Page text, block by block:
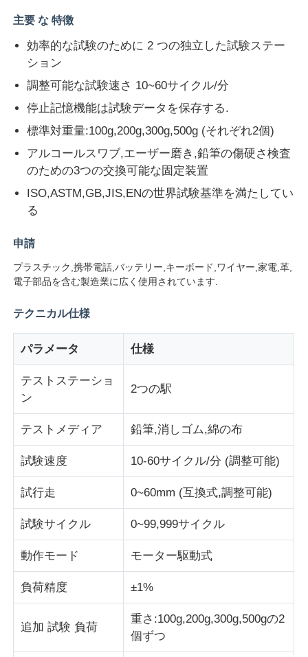
会社案内
品質管理
お問い合わせ
見積依頼
研究室試験装置
衝撃試験機
摩耗の試験機
ゴム製試験装置
履物試験装置
建築材料の試験装置
パッケージ試験装置
接着剤試験装置
主要 な 特徴
効率的な試験のために 2 つの独立した試験ステー
ション
調整可能な試験速さ 10~60サイクル/分
停止記憶機能は試験データを保存する.
標準対重量:100g,200g,300g,500g (それぞれ2個)
アルコールスワブ,エーザー磨き,鉛筆の傷硬さ検査
のための3つの交換可能な固定装置
ISO,ASTM,GB,JIS,ENの世界試験基準を満たしてい
る
申請
プラスチック,携帯電話,バッテリー,キーボード,ワイヤー,家電,革,
電子部品を含む製造業に広く使用されています.
テクニカル仕様
パラメータ 仕様
テストステーショ
ン
2つの駅
テストメディア 鉛筆,消しゴム,綿の布
試験速度 10-60サイクル/分 (調整可能)
試行走 0~60mm (互換式,調整可能)
試験サイクル 0~99,999サイクル
動作モード モーター駆動式
負荷精度 ±1%
追加 試験 負荷
重さ:100g,200g,300g,500gの2
個ずつ